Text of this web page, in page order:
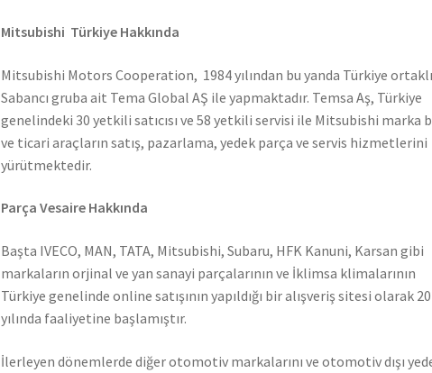
Mitsubishi Türkiye Hakkında
Mitsubishi Motors Cooperation, 1984 yılından bu yanda Türkiye
Sabancı gruba ait Tema Global AŞ ile yapmaktadır. Temsa Aş, Türkiye
genelindeki 30 yetkili satıcısı ve 58 yetkili servisi ile Mitsubishi marka
ve ticari araçların satış, pazarlama, yedek parça ve servis hizmetlerini
yürütmektedir.
Parça Vesaire Hakkında
Başta IVECO, MAN, TATA, Mitsubishi, Subaru, HFK Kanuni, Karsan gibi
markaların orjinal ve yan sanayi parçalarının ve İklimsa klimalarının
Türkiye genelinde online satışının yapıldığı bir alışveriş sitesi olarak
yılında faaliyetine başlamıştır.
İlerleyen dönemlerde diğer otomotiv markalarını ve otomotiv dışı